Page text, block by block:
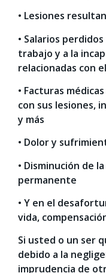
• Lesiones
• Salarios
trabajo y a la
relacionadas con
• Facturas
con sus lesiones,
y más
• Dolor y
• Disminución de
permanente
• Y en el
vida,
Si usted o un ser
debido a la
imprudencia de